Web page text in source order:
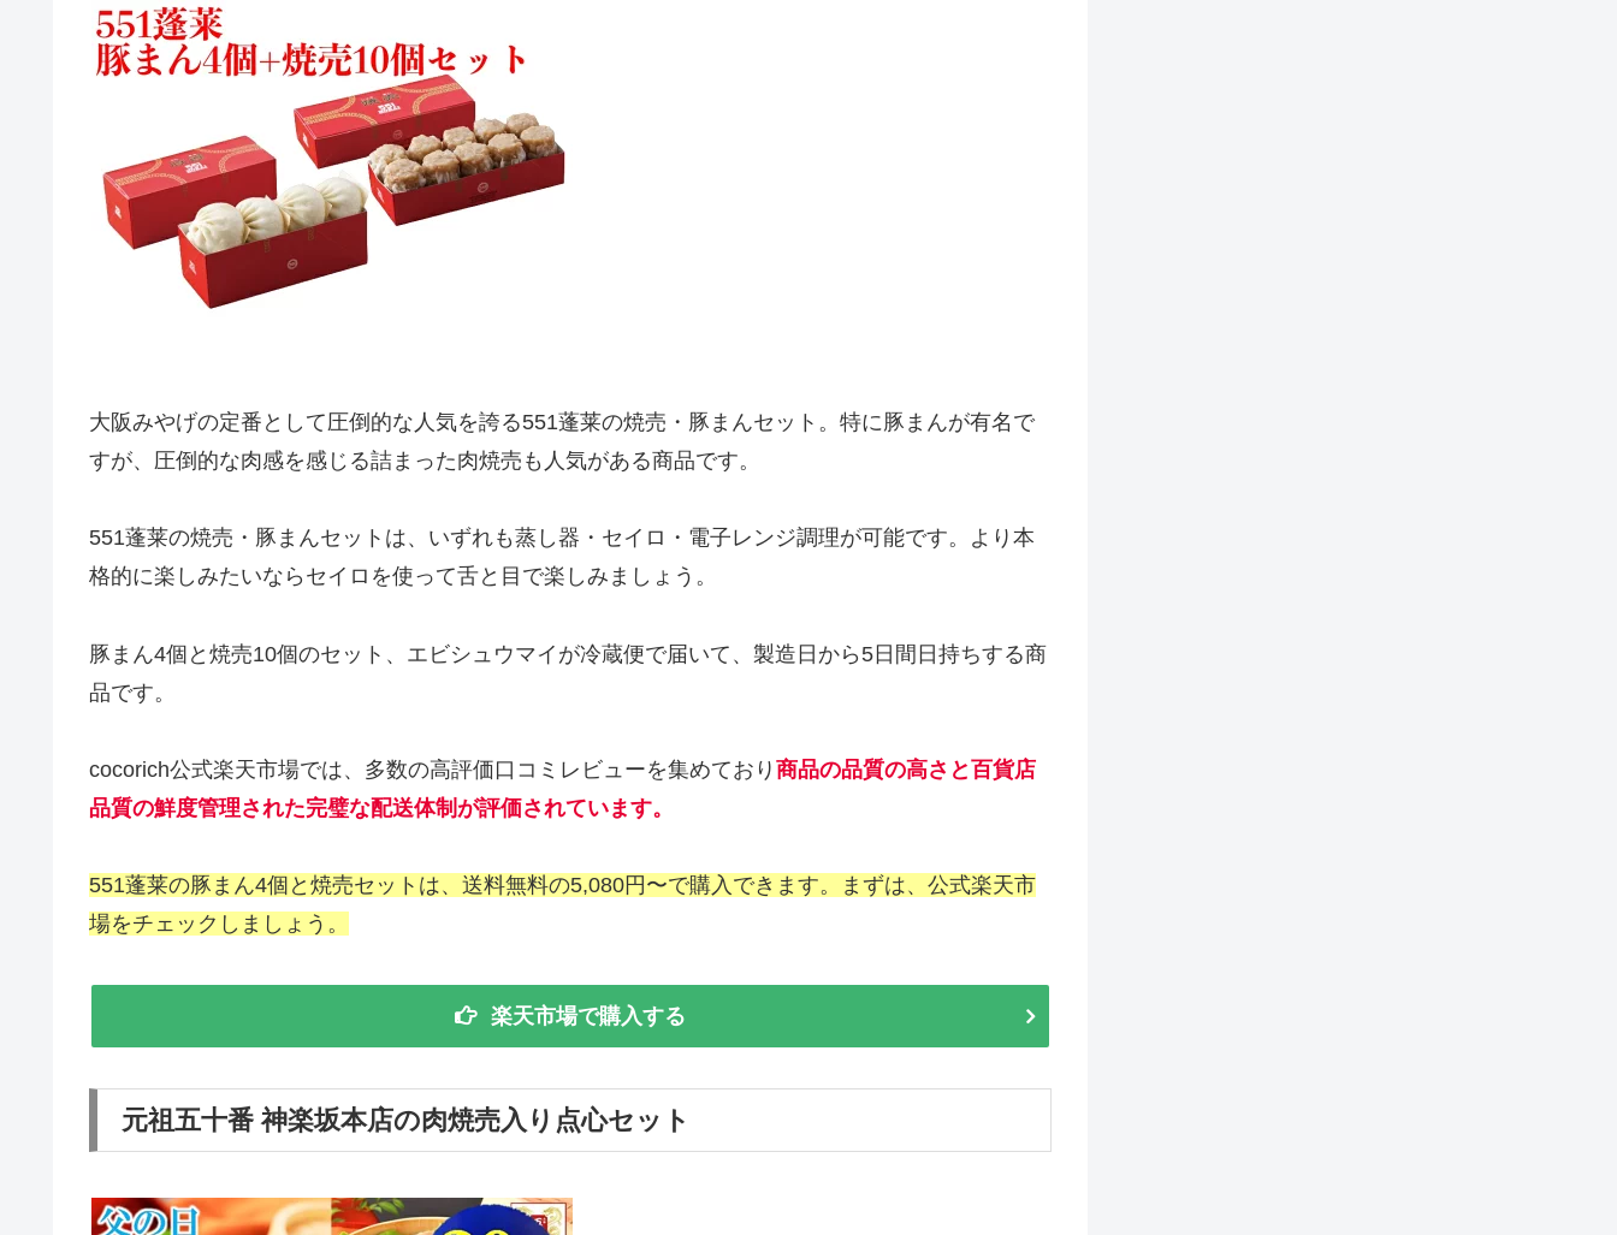
大阪みやげの定番として圧倒的な人気を誇る551蓬莱の焼売・豚まんセット。特に豚まんが有名で
すが、圧倒的な肉感を感じる詰まった肉焼売も人気がある商品です。
551蓬莱の焼売・豚まんセットは、いずれも蒸し器・セイロ・電子レンジ調理が可能です。より本
格的に楽しみたいならセイロを使って舌と目で楽しみましょう。
豚まん4個と焼売10個のセット、エビシュウマイが冷蔵便で届いて、製造日から5日間日持ちする商
品です。
cocorich公式楽天市場では、多数の高評価口コミレビューを集めており 商品の品質の高さと百貨店
品質の鮮度管理された完璧な配送体制が評価されています。
551蓬莱の豚まん4個と焼売セットは、送料無料の5,080円〜で購入できます。まずは、公式楽天市
場をチェックしましょう。
楽天市場で購入する
元祖五十番 神楽坂本店の肉焼売入り点心セット